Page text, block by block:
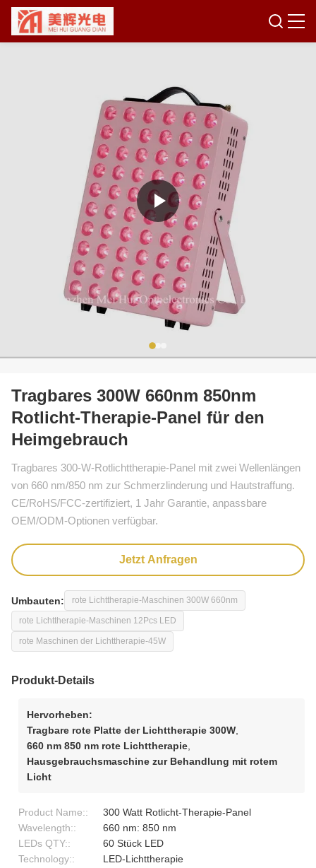
Tragbares 300W 660nm 850nm
Rotlicht-Therapie-Panel für den
Heimgebrauch
Tragbares 300-W-Rotlichttherapie-Panel mit zwei Wellenlängen
von 660 nm/850 nm zur Schmerzlinderung und Hautstraffung.
CE/RoHS/FCC-zertifiziert, 1 Jahr Garantie, anpassbare
OEM/ODM-Optionen verfügbar.
Jetzt Anfragen
Umbauten: rote Lichttherapie-Maschinen 300W 660nm
rote Lichttherapie-Maschinen 12Pcs LED
rote Maschinen der Lichttherapie-45W
Produkt-Details
Hervorheben:
Tragbare rote Platte der Lichttherapie 300W
660 nm 850 nm rote Lichttherapie
Hausgebrauchsmaschine zur Behandlung mit rotem
Licht
Product Name::
300 Watt Rotlicht-Therapie-Panel
Wavelength::
660 nm: 850 nm
LEDs QTY::
60 Stück LED
Technology::
LED-Lichttherapie